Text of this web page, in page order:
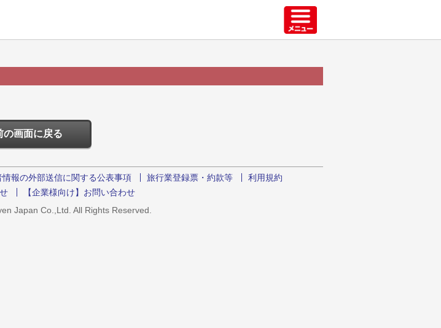
の画面に戻る
情報の外部送信に関する公表事項 旅行業登録票・約款等
利用規約
【企業様向け】お問い合わせ
Japan Co.,Ltd. All Rights Reserved.